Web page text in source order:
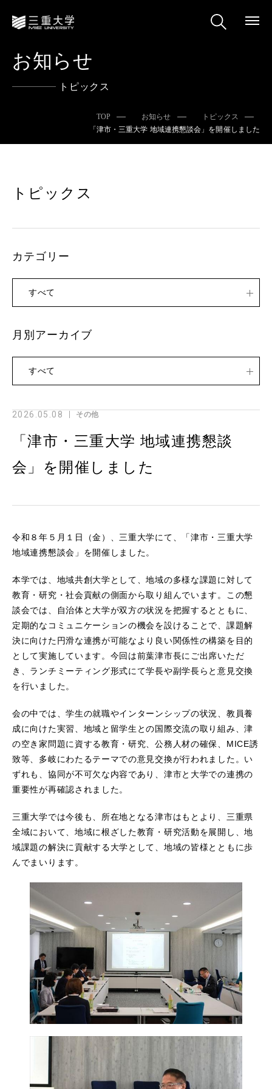
お知らせ
トピックス
TOP お知らせ
トピックス
「津市・三重大学 地域連携懇談会」を開催しました
2026.05.08 その他
「津市・三重大学 地域連携懇談
会」を開催しました
令和８年５月１日（金）、三重大学にて、「津市・三重大学
地域連携懇談会」を開催しました。
本学では、地域共創大学として、地域の多様な課題に対して
教育・研究・社会貢献の側面から取り組んでいます。この懇
談会では、自治体と大学が双方の状況を把握するとともに、
定期的なコミュニケーションの機会を設けることで、課題解
決に向けた円滑な連携が可能なより良い関係性の構築を目的
として実施しています。今回は前葉津市長にご出席いただ
き、ランチミーティング形式にて学長や副学長らと意見交換
を行いました。
会の中では、学生の就職やインターンシップの状況、教員養
成に向けた実習、地域と留学生との国際交流の取り組み、津
の空き家問題に資する教育・研究、公務人材の確保、MICE誘
致等、多岐にわたるテーマでの意見交換が行われました。い
ずれも、協同が不可欠な内容であり、津市と大学での連携の
重要性が再確認されました。
三重大学では今後も、所在地となる津市はもとより、三重県
全域において、地域に根ざした教育・研究活動を展開し、地
域課題の解決に貢献する大学として、地域の皆様とともに歩
んでまいります。
トピックス
カテゴリー
すべて
月別アーカイブ
すべて